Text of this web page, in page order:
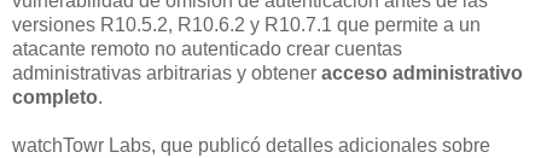
versiones R10.5.2, R10.6.2 y R10.7.1 que permite a un
atacante remoto no autenticado crear cuentas
administrativas arbitrarias y obtener acceso administrativo
completo.
watchTowr Labs, que publicó detalles adicionales sobre